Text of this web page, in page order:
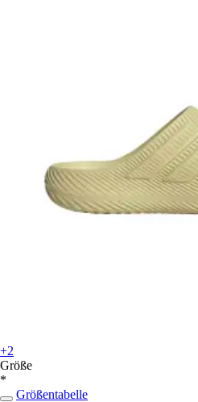
+2
Größe
*
Größentabelle